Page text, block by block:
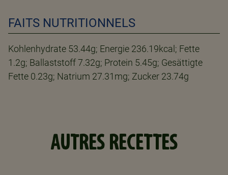
FAITS NUTRITIONNELS
Kohlenhydrate 53.44g; Energie 236.19kcal; Fette
1.2g; Ballaststoff 7.32g; Protein 5.45g; Gesättigte
Fette 0.23g; Natrium 27.31mg; Zucker 23.74g
AUTRES RECETTES